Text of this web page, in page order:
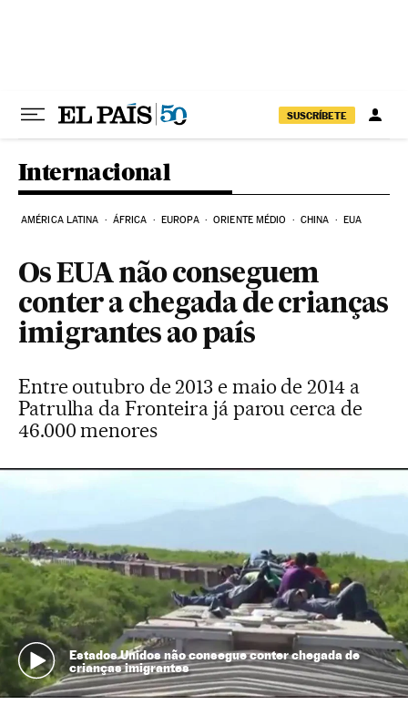
SUSCRÍBETE
Internacional
AMÉRICA LATINA ÁFRICA EUROPA ORIENTE MÉDIO CHINA EUA
Os EUA não conseguem
conter a chegada de crianças
imigrantes ao país
Entre outubro de 2013 e maio de 2014 a
Patrulha da Fronteira já parou cerca de
46.000 menores
Estados Unidos não consegue conter chegada de
crianças imigrantes